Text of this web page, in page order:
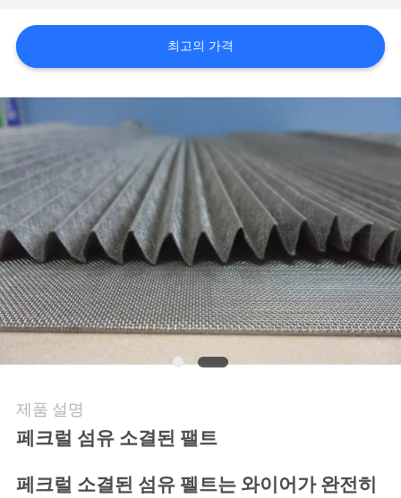
여
공
장
여
행
품
질
관
연
락
최고의 가격
제품 설명
페크럴 섬유 소결된 팰트
페크럴 소결된 섬유 펠트는 와이어가 완전히